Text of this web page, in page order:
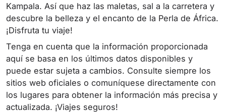
Kampala. Así que haz las maletas, sal a la carretera y
descubre la belleza y el encanto de la Perla de África.
¡Disfruta tu viaje!
Tenga en cuenta que la información proporcionada
aquí se basa en los últimos datos disponibles y
puede estar sujeta a cambios. Consulte siempre los
sitios web oficiales o comuníquese directamente con
los lugares para obtener la información más precisa y
actualizada. ¡Viajes seguros!